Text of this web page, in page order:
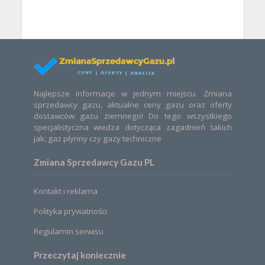
Najlepsze informacje w jednym miejscu. Zmiana
sprzedawcy gazu, aktualne ceny gazu oraz oferty
dostawców gazu ziemnego! Do tego wszystkiego
specjalistyczna wiedza dotycząca zagadnień takich
jak: gaz płynny czy gazy techniczne
Zmiana Sprzedawcy Gazu PL
Kontakt i reklama
Polityka prywatności
Regulamin serwisu
Przeczytaj koniecznie